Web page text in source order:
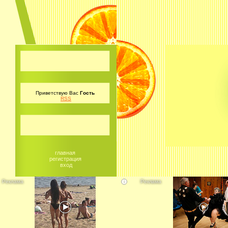
Приветствую Вас Гость
RSS
главная
регистрация
вход
i